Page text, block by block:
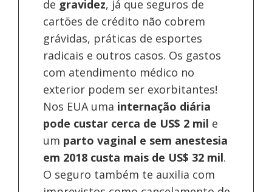
de gravidez, já que seguros de
cartões de crédito não cobrem
grávidas, práticas de esportes
radicais e outros casos. Os gastos
com atendimento médico no
exterior podem ser exorbitantes!
Nos EUA uma internação diária
pode custar cerca de US$ 2 mil e
um parto vaginal e sem anestesia
em 2018 custa mais de US$ 32 mil.
O seguro também te auxilia com